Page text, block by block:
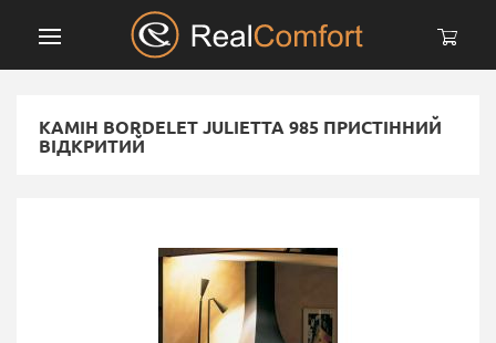
КАМІН BORDELET JULIETTA 985 ПРИСТІННИЙ
ВІДКРИТИЙ